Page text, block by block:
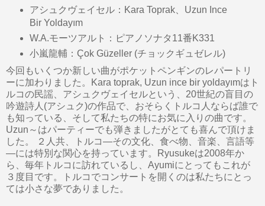
アシュクヴェイセル：Kara Toprak、Uzun Ince
Bir Yoldayım
W.A.モーツアルト：ピアノソナタ11番K331
小嵐龍輔：Çok Güzeller (チョックギュゼレル)
今回もいくつか新しい曲がポケットペンギンのレパートリ
ーに加わりました。Kara toprak, Uzun ince bir yoldayımはト
ルコの民謡、アシュクヴェイセルという、20世紀の盲目の
吟遊詩人(アシュク)の作品で、おそらくトルコ人ならば誰で
も知っている、そして私たちの特にお気に入りの曲です。
Uzun～はパーティーでも弾きましたがとても喜んで頂けま
した。 ２人共、トルコ—その文化、食べ物、音楽、言語等
—には特別な関心を持っています。Ryusukeは2008年か
ら、毎年トルコに訪れているし、Ayumiにとってもこれが
３度目です。トルコでコンサートを開くのは私たちにとっ
ては小さな夢でありました。